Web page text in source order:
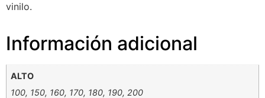
vinilo.
Información adicional
ALTO
100, 150, 160, 170, 180, 190, 200